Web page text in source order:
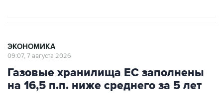
ЭКОНОМИКА
09:07, 7 августа 2026
Газовые хранилища ЕС заполнены
на 16,5 п.п. ниже среднего за 5 лет